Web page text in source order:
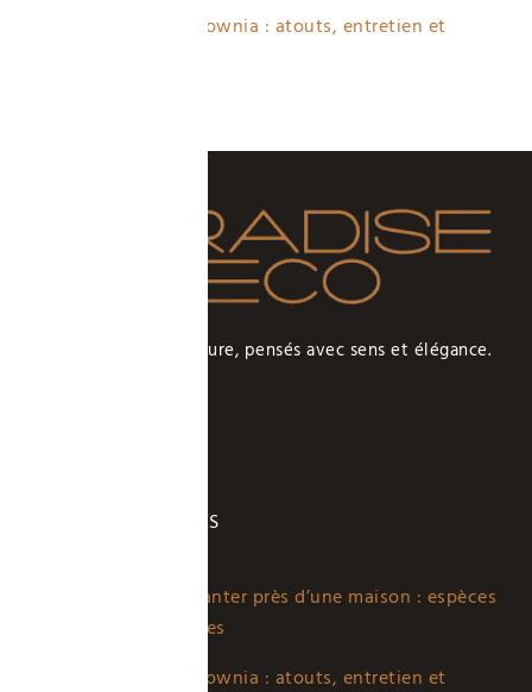
Planter un Paulownia : atouts, entretien et
Des intérieurs sur-mesure, pensés avec sens et élégance.
ARTICLES POPULAIRES
Quels arbres planter près d’une maison : espèces
sûres et adaptées
Planter un Paulownia : atouts, entretien et